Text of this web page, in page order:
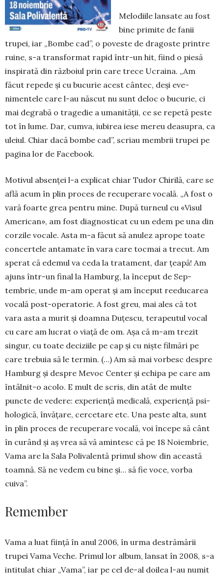
Melodiile lansate au fost
bine primite de fanii
trupei, iar „Bombe cad”, o poveste de dragoste prin­­tre
ruine, s-a transformat rapid într-un hit, fiind o piesă
inspirată din războiul prin care trece Ucraina. „Am
făcut repede și cu bucurie acest cântec, deși eve­
nimentele care l-au născut nu sunt deloc o bucurie, ci
mai degrabă o tragedie a umanității, ce se repetă peste
tot în lume. Dar, cumva, iubi­rea iese mereu deasupra, ca
ule­iul. Chiar dacă bombe cad”, scriau membrii tru­pei pe
pagina lor de Facebook.
Motivul absenței l-a ex­plicat chiar Tudor Chi­­rilă, care se
află acum în plin proces de recuperare voca­lă. „A fost o
vară foar­te grea pentru mine. După tur­neul cu «Visul
Ameri­can», am fost diag­nosticat cu un edem pe una din
cor­zile vocale. Asta m-a făcut să anulez aprope toate
concertele antamate în vara care tocmai a trecut. Am
sperat că edemul va ceda la tratament, dar țeapă! Am
ajuns într-un final la Hamburg, la început de Sep­
tembrie, unde m-am operat și am început reedu­carea
vocală post-operatorie. A fost greu, mai ales că tot
vara asta a murit și doamna Duțescu, tera­peutul vocal
cu care am lucrat o viață de om. Așa că m-am trezit
singur, cu toate deciziile pe cap și cu niște filmări pe
care trebuia să le termin. (…) Am să mai vor­besc despre
Ham­burg și des­pre Mevoc Center și echi­pa pe care am
întâl­nit-o acolo. E mult de scris, din atât de multe
puncte de vedere: expe­riență me­di­ca­lă, experi­ență psi­
ho­logică, învă­țare, cercetare etc. Una peste alta, sunt
în plin proces de re­cu­perare vo­cală, voi începe să cânt
în curând și aș vrea să vă amin­tesc că pe 18 Noiembrie,
Vama are la Sala Polivalentă primul show din această
toam­nă. Să ne ve­dem cu bine și… să fie voce, vorba
cuiva”.
Remember
Vama a luat ființă în anul 2006, în urma destrămării
trupei Vama Veche. Primul lor al­bum, lansat în 2008, s-a
intitulat chiar „Vama”, iar pe cel de-al doilea l-au numit